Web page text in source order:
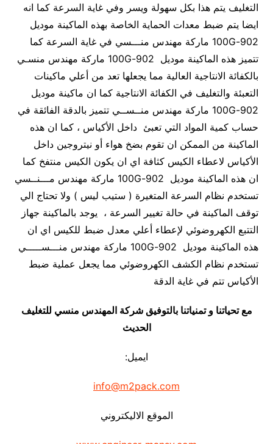
التغليف يتم هذا بكل سهولة ويسر وفي غاية السرعة كما انه
ايضا يتم ضبط معدات الحماية الخاصة بهذه الماكينة موديل
902-100G ماركة مهندس منـــسي في غاية السرعة كما
تتميز هذه الماكينة موديل 902-100G ماركة مهندس منسـي
بالكفائة الانتاجية العالية مما يجعلها تعد من أعلي ماكينات
التعبئة والتغليف في الكفائة الانتاجية كما ان ماكينة موديل
902-100G ماركة مهندس منــســي تتميز بالدقة الفائقة في
حساب كمية المواد التي تعبئ داخل الأكياس ، كما ان هذه
الماكينة من الممكن ان تقوم بضخ هواء أو نيتروجين داخل
الأكياس لاعطاء الكيس كثافة اي ان يكون الكيس منتفخ كما
ان هذه الماكينة موديل 902-100G ماركة مهندس مـــنــسي
تستخدم نظام السرعة المتغيرة ( ستيب ليس ) ولا تحتاج الي
توقف الماكينة في حالة تغيير السرعة ، يوجد بالماكينة جهاز
التتبع الكهروضوئي لإعطاء أعلي معدل ضبط للكيس اي ان
هذه الماكينة موديل 902-100G ماركة مهندس منـــســـــي
تستخدم نظام الكشف الكهروضوئي مما يجعل عملية ضبط
الأكياس تتم في غاية الدقة
مع تحياتنا و تمنياتنا بالتوفيق شركة المهندس منسي للتغليف
الحديث
ايميل:
info@m2pack.com
الموقع الاليكتروني